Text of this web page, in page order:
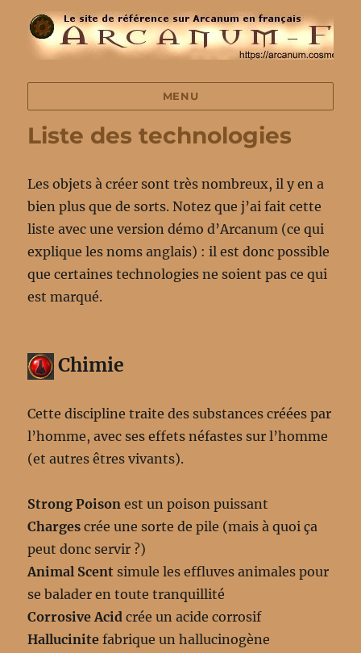
MENU
Liste des technologies
Les objets à créer sont très nombreux, il y en a
bien plus que de sorts. Notez que j’ai fait cette
liste avec une version démo d’Arcanum (ce qui
explique les noms anglais) : il est donc possible
que certaines technologies ne soient pas ce qui
est marqué.
Chimie
Cette discipline traite des substances créées par
l’homme, avec ses effets néfastes sur l’homme
(et autres êtres vivants).
Strong Poison est un poison puissant
Charges crée une sorte de pile (mais à quoi ça
peut donc servir ?)
Animal Scent simule les effluves animales pour
se balader en toute tranquillité
Corrosive Acid crée un acide corrosif
Hallucinite fabrique un hallucinogène